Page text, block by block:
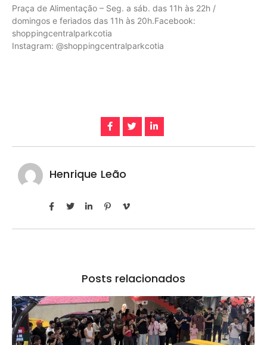
Praça de Alimentação – Seg. a sáb. das 11h às 22h /
domingos e feriados das 11h às 20h.Facebook:
shoppingcentralparkcotia
Instagram: @shoppingcentralparkcotia
Henrique Leão
Posts relacionados